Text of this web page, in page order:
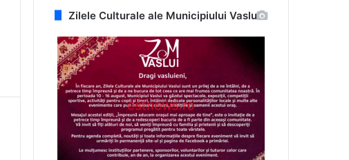
Zilele Culturale ale Municipiului Vaslui